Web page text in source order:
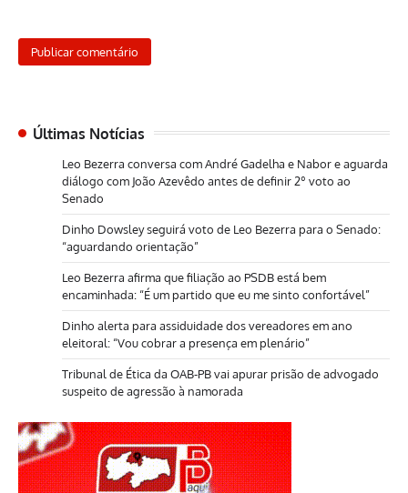
Últimas Notícias
Leo Bezerra conversa com André Gadelha e Nabor e aguarda
diálogo com João Azevêdo antes de definir 2º voto ao
Senado
Dinho Dowsley seguirá voto de Leo Bezerra para o Senado:
“aguardando orientação”
Leo Bezerra afirma que filiação ao PSDB está bem
encaminhada: “É um partido que eu me sinto confortável”
Dinho alerta para assiduidade dos vereadores em ano
eleitoral: “Vou cobrar a presença em plenário”
Tribunal de Ética da OAB-PB vai apurar prisão de advogado
suspeito de agressão à namorada